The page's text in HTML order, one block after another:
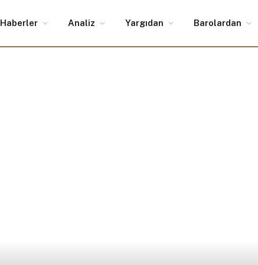
Haberler Analiz Yargıdan Barolardan